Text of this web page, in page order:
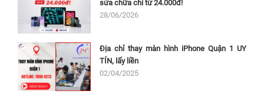
sửa chữa chỉ từ 24.000đ!
28/06/2026
Địa chỉ thay màn hình iPhone Quận 1 UY
TÍN, lấy liền
02/04/2025